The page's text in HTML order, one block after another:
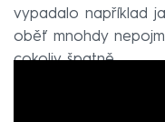
vypadalo například
oběť mnohdy
cokoliv špatně.